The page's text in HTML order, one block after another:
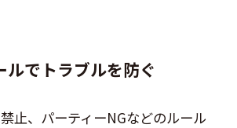
ルでトラブルを防ぐ
止、パーティーNGなどのルール